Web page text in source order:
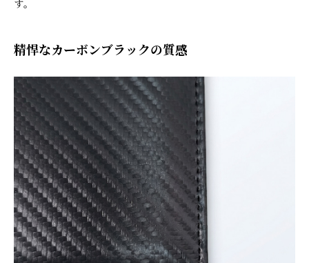
す。
精悍なカーボンブラックの質感